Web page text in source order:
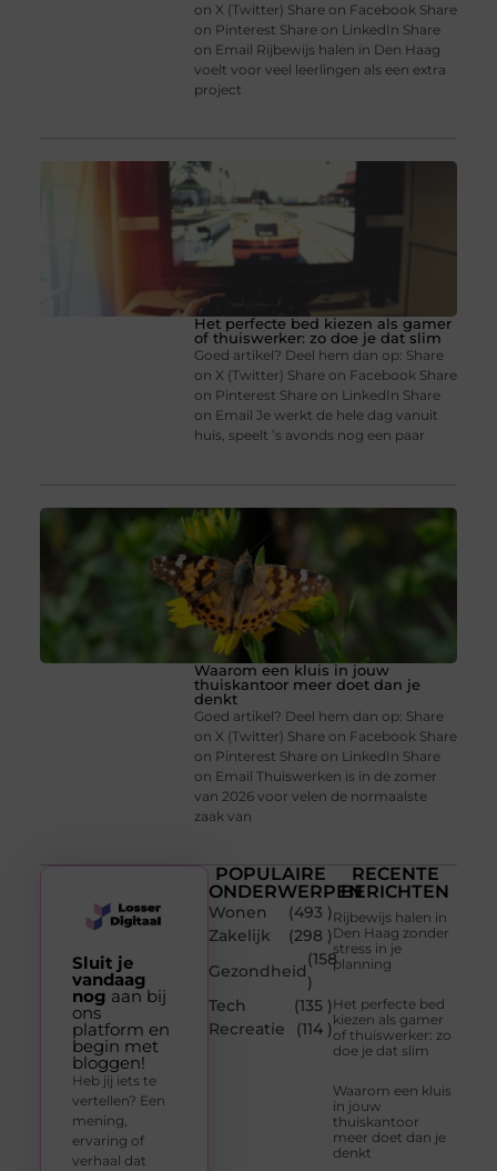
on X (Twitter) Share on Facebook Share
on Pinterest Share on LinkedIn Share
on Email Rijbewijs halen in Den Haag
voelt voor veel leerlingen als een extra
project
Het perfecte bed kiezen als gamer
of thuiswerker: zo doe je dat slim
Goed artikel? Deel hem dan op: Share
on X (Twitter) Share on Facebook Share
on Pinterest Share on LinkedIn Share
on Email Je werkt de hele dag vanuit
huis, speelt ’s avonds nog een paar
Waarom een kluis in jouw
thuiskantoor meer doet dan je
denkt
Goed artikel? Deel hem dan op: Share
on X (Twitter) Share on Facebook Share
on Pinterest Share on LinkedIn Share
on Email Thuiswerken is in de zomer
van 2026 voor velen de normaalste
zaak van
POPULAIRE
ONDERWERPEN
Wonen
(493 )
Zakelijk
(298 )
Gezondheid
(158
)
Tech
(135 )
Recreatie
(114 )
RECENTE
BERICHTEN
Rijbewijs halen in
Den Haag zonder
stress in je
planning
Het perfecte bed
kiezen als gamer
of thuiswerker: zo
doe je dat slim
Waarom een kluis
in jouw
thuiskantoor
meer doet dan je
denkt
Sluit je
vandaag
nog aan bij
ons
platform en
begin met
bloggen!
Heb jij iets te
vertellen? Een
mening,
ervaring of
verhaal dat